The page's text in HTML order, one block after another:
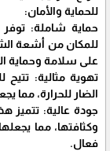
للحماية والأمان:
حماية شاملة: توفر
للمكان من أشعة
على سلامة وحماية
تهوية مثالية:
الضار للحرارة، مما
جودة عالية: تتميز
وكثافتها، مما
فعال.